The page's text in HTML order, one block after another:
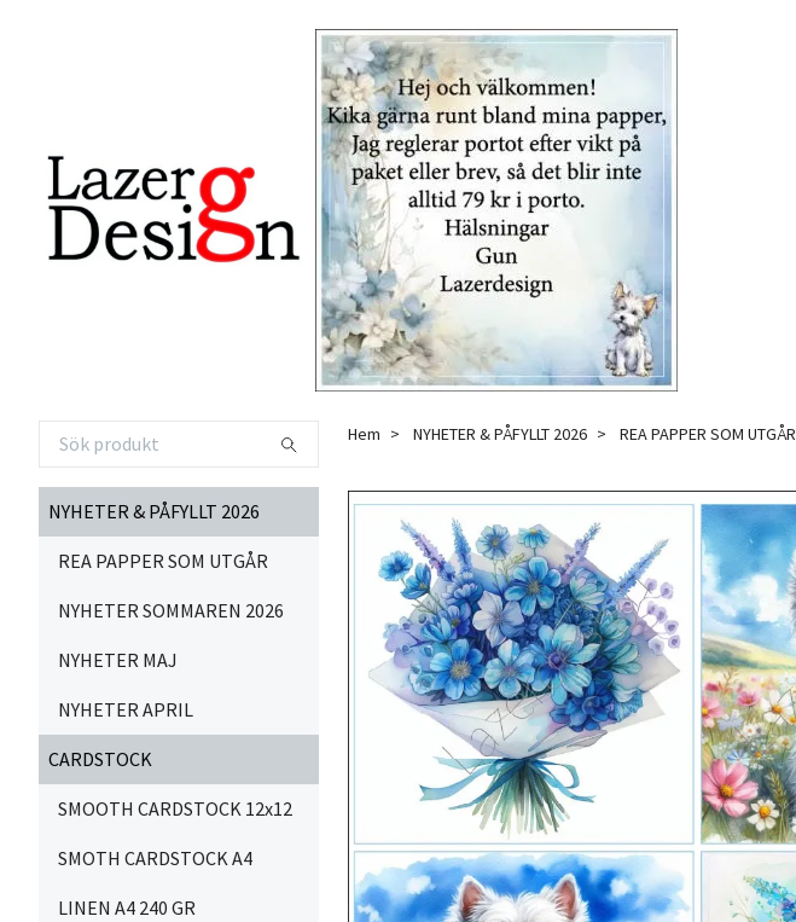
NYHETER & PÅFYLLT 2026
REA PAPPER SOM UTGÅR
NYHETER SOMMAREN 2026
NYHETER MAJ
NYHETER APRIL
CARDSTOCK
SMOOTH CARDSTOCK 12x12
SMOTH CARDSTOCK A4
LINEN A4 240 GR
Hem NYHETER & PÅFYLLT 2026 REA PAPPER SOM UTGÅR